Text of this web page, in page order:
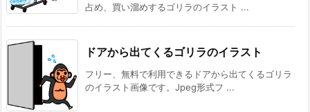
占め、買い溜めするゴリラのイラスト ...
ドアから出てくるゴリラのイラスト
フリー、無料で利用できるドアから出てくるゴリラ
のイラスト画像です。Jpeg形式フ ...